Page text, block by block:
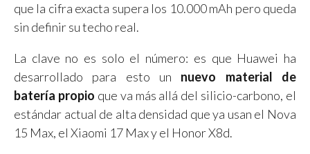
que la cifra exacta supera los 10.000 mAh pero queda
sin definir su techo real.
La clave no es solo el número: es que Huawei ha
desarrollado para esto un nuevo material de
batería propio que va más allá del silicio-carbono, el
estándar actual de alta densidad que ya usan el Nova
15 Max, el Xiaomi 17 Max y el Honor X8d.